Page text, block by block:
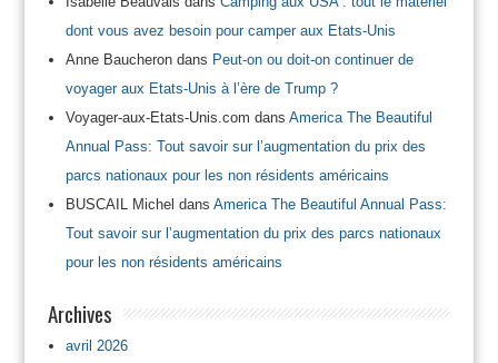
dont vous avez besoin pour camper aux Etats-Unis
Anne Baucherondans Peut-on ou doit-on continuer de
voyager aux Etats-Unis à l’ère de Trump ?
Voyager-aux-Etats-Unis.com dans America The Beautiful
Annual Pass: Tout savoir sur l’augmentation du prix des
parcs nationaux pour les non résidents américains
BUSCAIL Michel dans America The Beautiful Annual Pass:
Tout savoir sur l’augmentation du prix des parcs nationaux
pour les non résidents américains
Archives
avril 2026